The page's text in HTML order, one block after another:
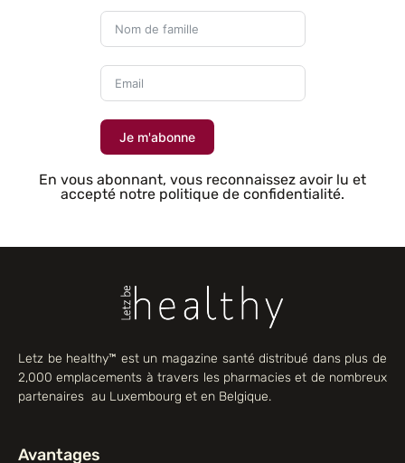
Je m'abonne
En vous abonnant, vous reconnaissez avoir lu et
accepté notre politique de confidentialité.
Letz be healthy™ est un magazine santé distribué dans plus de
2,000 emplacements à travers les pharmacies et de nombreux
partenaires au Luxembourg et en Belgique.
Avantages